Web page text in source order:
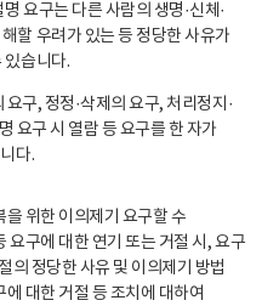
요구는 다른 사람의 생명·신체·
할 우려가 있는 등 정당한 사유가
있습니다.
구, 정정·삭제의 요구, 처리정지·
요구 시 열람 등 요구를 한 자가
다.
위한 이의제기 요구할 수
요구에 대한 연기 또는 거절 시, 요구
의 정당한 사유 및 이의제기 방법
대한 거절 등 조치에 대하여